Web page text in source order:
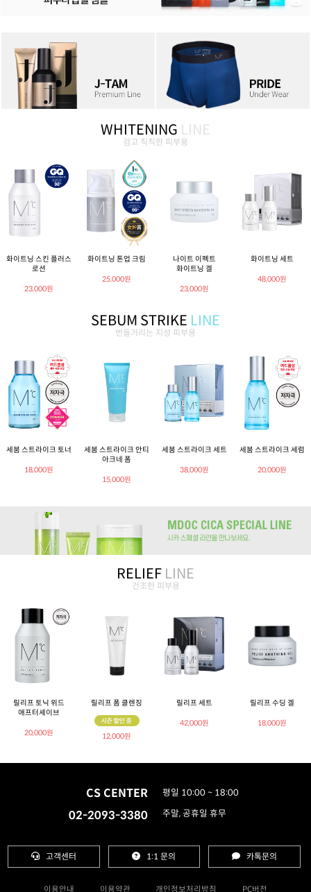
WHITENING LINE
검고 칙칙한 피부용
화이트닝 스킨 플러스
로션
23,000원
화이트닝 톤업 크림
25,000원
나이트 이펙트
화이트닝 겔
23,000원
화이트닝 세트
48,000원
SEBUM STRIKE LINE
번들거리는 지성 피부용
세붐 스트라이크 토너
18,000원
세붐 스트라이크 안티
아크네 폼
15,000원
세붐 스트라이크 세트
38,000원
세붐 스트라이크 세럼
20,000원
RELIEF LINE
건조한 피부용
릴리프 토닉 위드
애프터셰이브
20,000원
릴리프 폼 클렌징
12,000원
릴리프 세트
42,000원
릴리프 수딩 겔
18,000원
CS CENTER
02-2093-3380
평일 10:00 ~ 18:00
주말, 공휴일 휴무
고객센터 1:1 문의 카톡문의
이용안내 이용약관 개인정보처리방침 PC버전